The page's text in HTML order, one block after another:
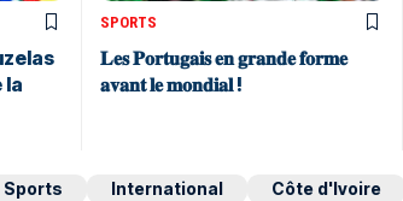
la
SPORTS
𝐋𝐞𝐬 𝐏𝐨𝐫𝐭𝐮𝐠𝐚𝐢𝐬 𝐞𝐧 𝐠𝐫𝐚𝐧𝐝𝐞 𝐟𝐨𝐫𝐦𝐞
𝐚𝐯𝐚𝐧𝐭 𝐥𝐞 𝐦𝐨𝐧𝐝𝐢𝐚𝐥 !
Sports International Côte d'Ivoire